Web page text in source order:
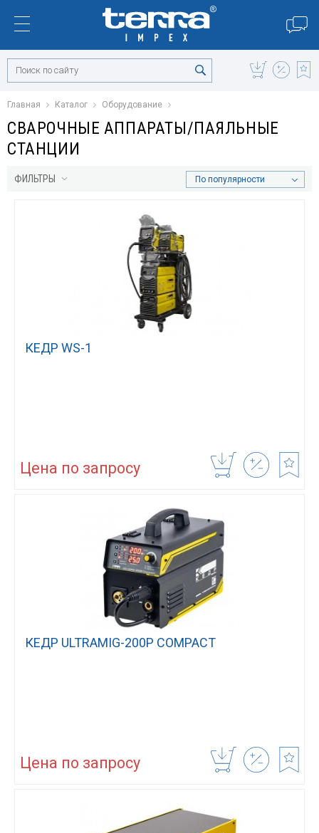
Главная Каталог Оборудование
СВАРОЧНЫЕ АППАРАТЫ/ПАЯЛЬНЫЕ
СТАНЦИИ
ФИЛЬТРЫ По популярности
КЕДР WS-1
Цена по запросу
КЕДР ULTRAMIG-200P COMPACT
Цена по запросу